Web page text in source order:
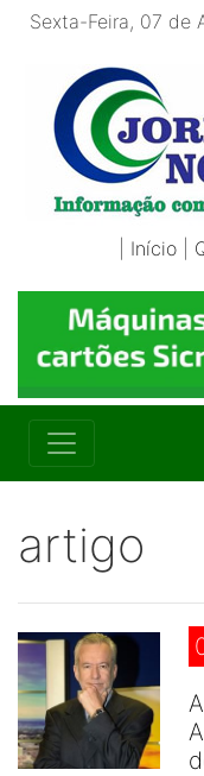
Sexta-Feira, 07 de
Início
artigo